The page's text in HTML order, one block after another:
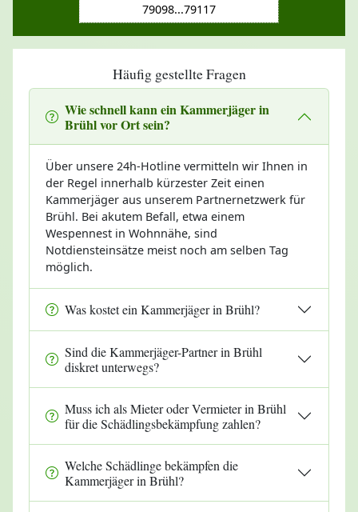
79098...79117
Häufig gestellte Fragen
Wie schnell kann ein Kammerjäger in
Brühl vor Ort sein?
Über unsere 24h-Hotline vermitteln wir Ihnen in
der Regel innerhalb kürzester Zeit einen
Kammerjäger aus unserem Partnernetzwerk für
Brühl. Bei akutem Befall, etwa einem
Wespennest in Wohnnähe, sind
Notdiensteinsätze meist noch am selben Tag
möglich.
Was kostet ein Kammerjäger in Brühl?
Sind die Kammerjäger-Partner in Brühl
diskret unterwegs?
Muss ich als Mieter oder Vermieter in Brühl
für die Schädlingsbekämpfung zahlen?
Welche Schädlinge bekämpfen die
Kammerjäger in Brühl?